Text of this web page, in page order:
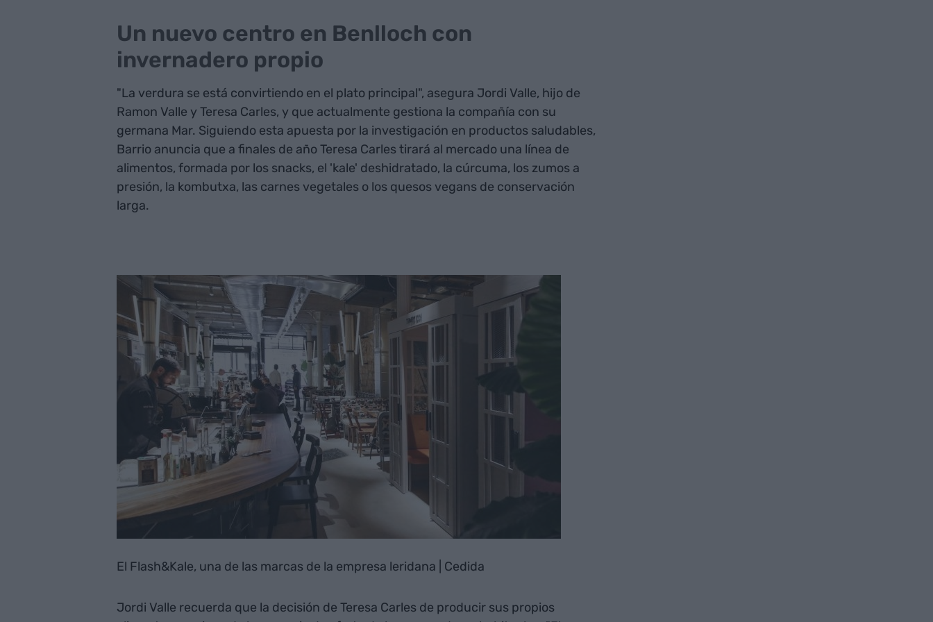
Un nuevo centro en Benlloch con
invernadero propio
"La verdura se está convirtiendo en el plato principal", asegura Jordi Valle, hijo de
Ramon Valle y Teresa Carles, y que actualmente gestiona la compañía con su
germana Mar. Siguiendo esta apuesta por la investigación en productos saludables,
Barrio anuncia que a finales de año Teresa Carles tirará al mercado una línea de
alimentos, formada por los snacks, el 'kale' deshidratado, la cúrcuma, los zumos a
presión, la kombutxa, las carnes vegetales o los quesos vegans de conservación
larga.
El Flash&Kale, una de las marcas de la empresa leridana | Cedida
Jordi Valle recuerda que la decisión de Teresa Carles de producir sus propios